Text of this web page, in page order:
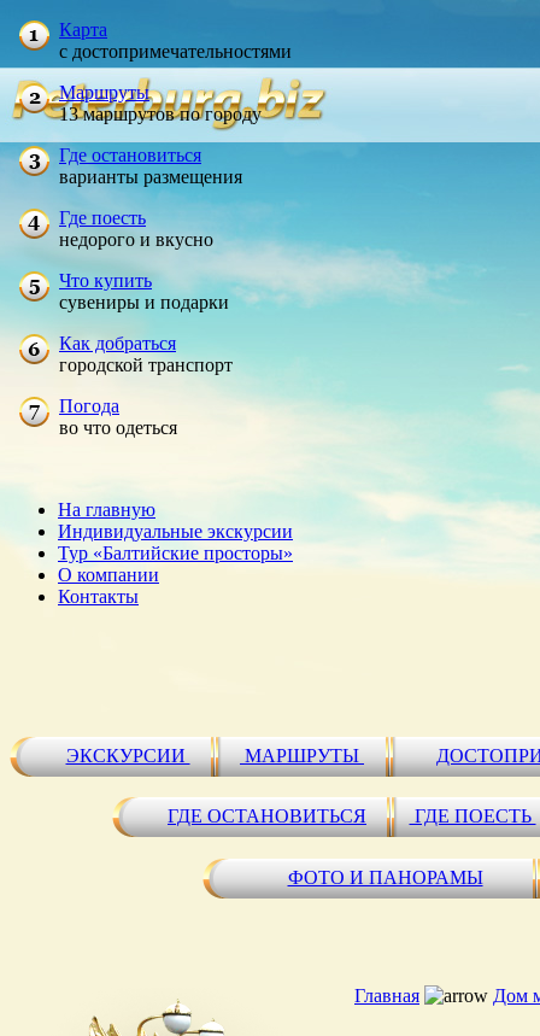
Карта
с достопримечательностями
Маршруты
13 маршрутов по городу
Где остановиться
варианты размещения
Где поесть
недорого и вкусно
Что купить
сувениры и подарки
Как добраться
городской транспорт
Погода
во что одеться
На главную
Индивидуальные экскурсии
Тур «Балтийские просторы»
О компании
Контакты
ЭКСКУРСИИ МАРШРУТЫ
ГДЕ ОСТАНОВИТЬСЯ ГДЕ ПОЕСТЬ
ФОТО И ПАНОРАМЫ
Главная Дом